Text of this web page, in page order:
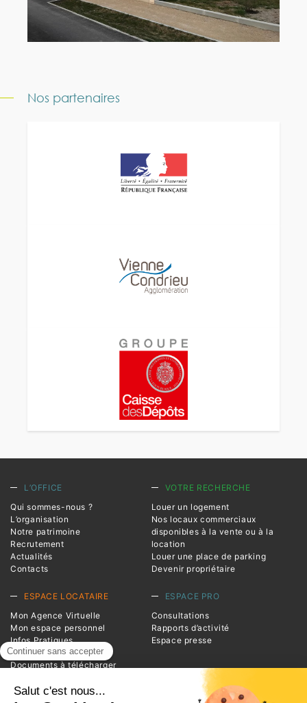
Nos partenaires
L’OFFICE
Qui sommes-nous ?
L’organisation
Notre patrimoine
Recrutement
Actualités
Contacts
VOTRE RECHERCHE
Louer un logement
Nos locaux commerciaux
disponibles à la vente ou à la
location
Louer une place de parking
Devenir propriétaire
ESPACE LOCATAIRE
Mon Agence Virtuelle
Mon espace personnel
Infos Pratiques
Magazine Entrée
Documents à télécharger
ESPACE PRO
Consultations
Rapports d’activité
Espace presse